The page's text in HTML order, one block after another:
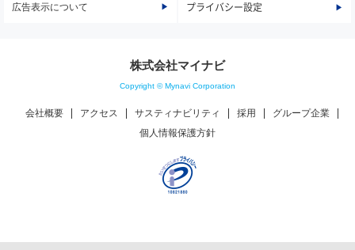
広告表示について プライバシー設定
株式会社マイナビ
Copyright © Mynavi Corporation
会社概要 アクセス サスティナビリティ 採用
グループ企業
個人情報保護方針